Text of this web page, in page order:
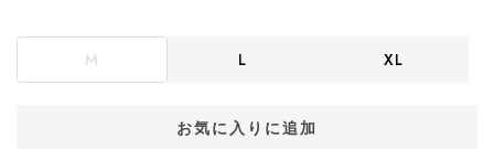
M L XL
お気に入りに追加